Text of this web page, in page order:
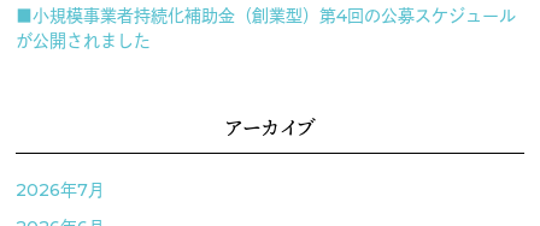
■小規模事業者持続化補助金（創業型）第4回の公募スケジュール
が公開されました
アーカイブ
2026年7月